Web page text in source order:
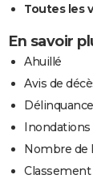
Toutes les
En savoir
Ahuillé
Avis de
Inondations
Nombre de
Classement